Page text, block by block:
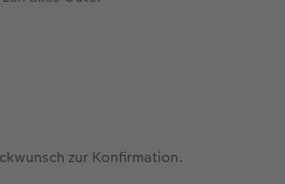
zur Konfirmation.